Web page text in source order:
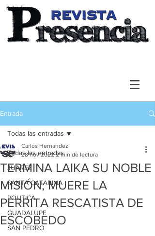
Entrada
Todas las entradas
JUAREZ
SANTA CATARINA
POLITICA
GUADALUPE
SAN PEDRO
Todas las entradas
TERMINA LAIKA SU NOBLE
MISIÓN; MUERE LA
PERRITA RESCATISTA DE
ESCOBEDO
Carlos Hernandez
28 nov 2022 2 min de lectura